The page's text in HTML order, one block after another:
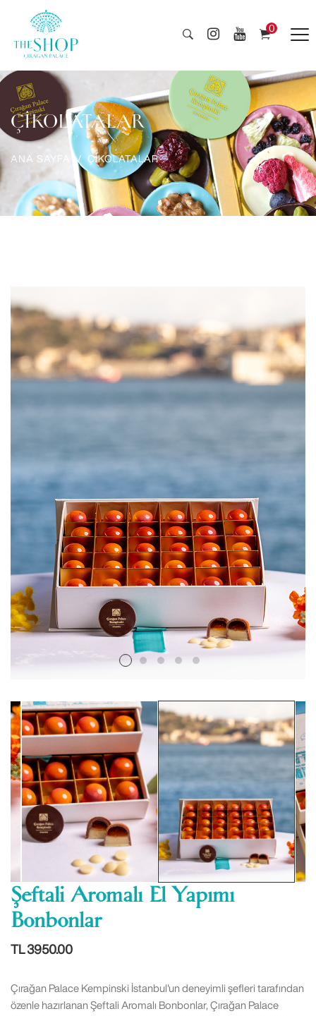
0
ÇİKOLATALAR
ANA SAYFA ÇİKOLATALAR
Şeftali Aromalı El Yapımı
Bonbonlar
TL 3950.00
Çırağan Palace Kempinski İstanbul'un deneyimli şefleri tarafından
özenle hazırlanan Şeftali Aromalı Bonbonlar, Çırağan Palace